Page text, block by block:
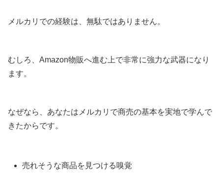
メルカリでの経験は、無駄ではありません。
むしろ、Amazon物販へ進む上で非常に強力な武器になり
ます。
なぜなら、あなたはメルカリで商売の基本を実地で学んで
きたからです。
売れそうな商品を見つける嗅覚